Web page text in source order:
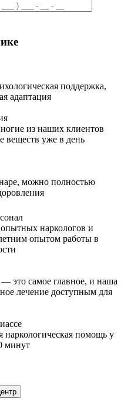
поддержка,
адаптация
из наших клиентов
веществ уже в день
можно полностью
наркологов и
опытом работы в
это самое главное, и наша
лечение доступным для
наркологическая помощь у
минут